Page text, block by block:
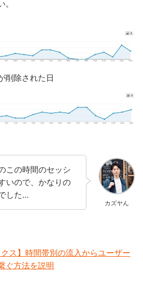
削除された日
カズヤん
この時間のセッシ
いので、かなりの
した…
ス】時間帯別の流入からユーザー
ぐ方法を説明